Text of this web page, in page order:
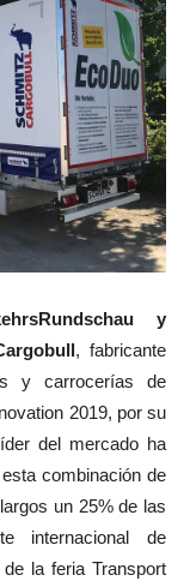
y
, fabricante
y carrocerías de
2019, por su
del mercado ha
combinación de
un 25% de las
internacional de
la feria Transport